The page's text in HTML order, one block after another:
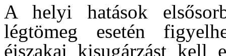
A helyi hatások
légtömeg esetén
éjszakai kisugárzást